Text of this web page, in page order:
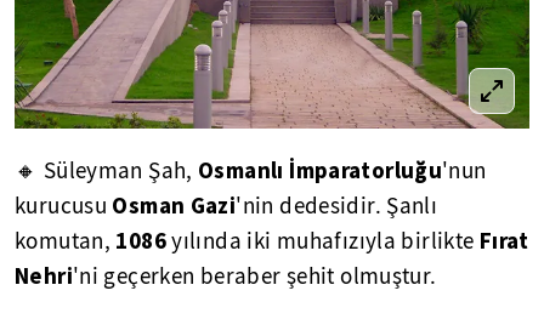
🔸 Süleyman Şah, Osmanlı İmparatorluğu'nun
kurucusu Osman Gazi'nin dedesidir. Şanlı
komutan, 1086yılında iki muhafızıyla birlikte Fırat
Nehri'ni geçerken beraber şehit olmuştur.